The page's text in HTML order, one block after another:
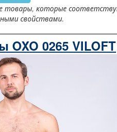
которые
свойствами.
OXO 0265 VILOFT